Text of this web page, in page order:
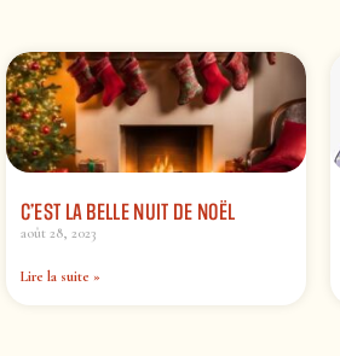
C’EST LA BELLE NUIT DE NOËL
août 28, 2023
Lire la suite »